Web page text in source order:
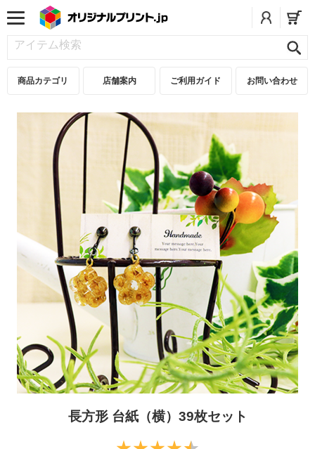
商品カテゴリ 店舗案内 ご利用ガイド お問い合わせ
長方形 台紙（横）39枚セット